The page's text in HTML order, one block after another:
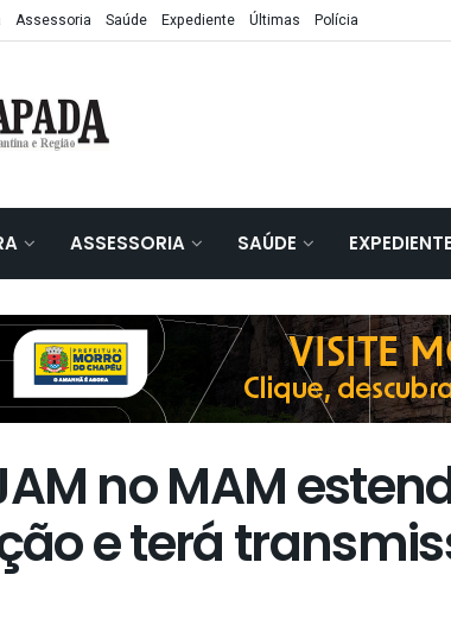
Assessoria Saúde Expediente Últimas Polícia
ASSESSORIA SAÚDE EXPEDIENTE
no MAM
e terá